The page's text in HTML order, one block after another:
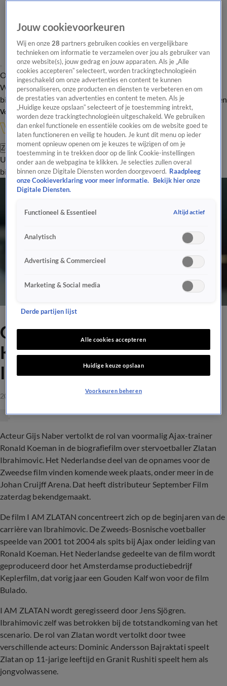
Overzicht Onze programma's Uitzendingen Onze gezichten
In de
WandelgangenInterviewsUitzending
bijwonenPodcastShopVeelgestelde vragenKijkersvraag insturen
Volg Vandaag Inside
Zoeken
UitzendingenVandaag InsideDe OranjezomerShopUitzending
bijwonen
Gijs Naber speelt Ronald
Koeman in film over Zlatan
Ibrahimovic
20 mrt 2021, 10:00
Acteur Gijs Naber vertolkt de rol van voormalig Ajax-trainer
Ronald Koeman in de biografiefilm over stervoetballer Zlatan
Ibrahimovic. Het Nederlandse deel van de opnames voor de
Zweedse film vinden komende week plaats, onder meer in de
Johan Cruijff Arena. Dat heeft distributeur September Film
zaterdag bekendgemaakt.
De film I AM ZLATAN concentreert zich op de beginjaren van de
carrière van Ibrahimovic. De Zweeds-Bosnische voetballer
speelde van 2001 tot 2004 als spits bij Ajax onder leiding van
Ronald Koeman. Het Nederlandse gedeelte van de film wordt
geproduceerd door het Amsterdamse productiebedrijf
Keplerfilm, dat vorig jaar een Gouden Kalf won voor de film
Bulado.
I AM ZLATAN wordt geregisseerd door Jens Sjögren.
Ibrahimovic zelf was betrokken bij de totstandkoming van het
scenario. De rol van Zlatan wordt vertolkt door twee
verschillende acteurs: Dominic Andersson Bajraktati speelt
Zlatan op 11-jarige leeftijd en Granit Rushiti speelt hem als
jongvolwassene.
Jouw cookievoorkeuren
Wij en onze28 partners gebruiken cookies en vergelijkbare
technieken om informatie te verzamelen over jou als gebruiker van
onze website(s), jouw gedrag en jouw apparaten. Als je „Alle
cookies accepteren” selecteert, worden trackingtechnologieën
ingeschakeld om onze advertenties en content te kunnen
personaliseren, onze producten en diensten te verbeteren en om
de prestaties van advertenties en content te meten. Als je
„Huidige keuze opslaan” selecteert of je toestemming intrekt,
worden deze trackingtechnologieën uitgeschakeld. We gebruiken
dan enkel functionele en essentiële cookies om de website goed te
laten functioneren en veilig te houden. Je kunt dit menu op ieder
moment opnieuw openen om je keuzes te wijzigen of om je
toestemming in te trekken door op de link Cookie-instellingen
onder aan de webpagina te klikken. Je selecties zullen overal
binnen onze Digitale Diensten worden doorgevoerd. Raadpleeg
onze Cookieverklaring voor meer informatie.
Bekijk hier onze
Digitale Diensten.
Functioneel & Essentieel Altijd actief
Analytisch
Advertising & Commercieel
Marketing & Social media
Derde partijen lijst
Alle cookies accepteren
Huidige keuze opslaan
Voorkeuren beheren